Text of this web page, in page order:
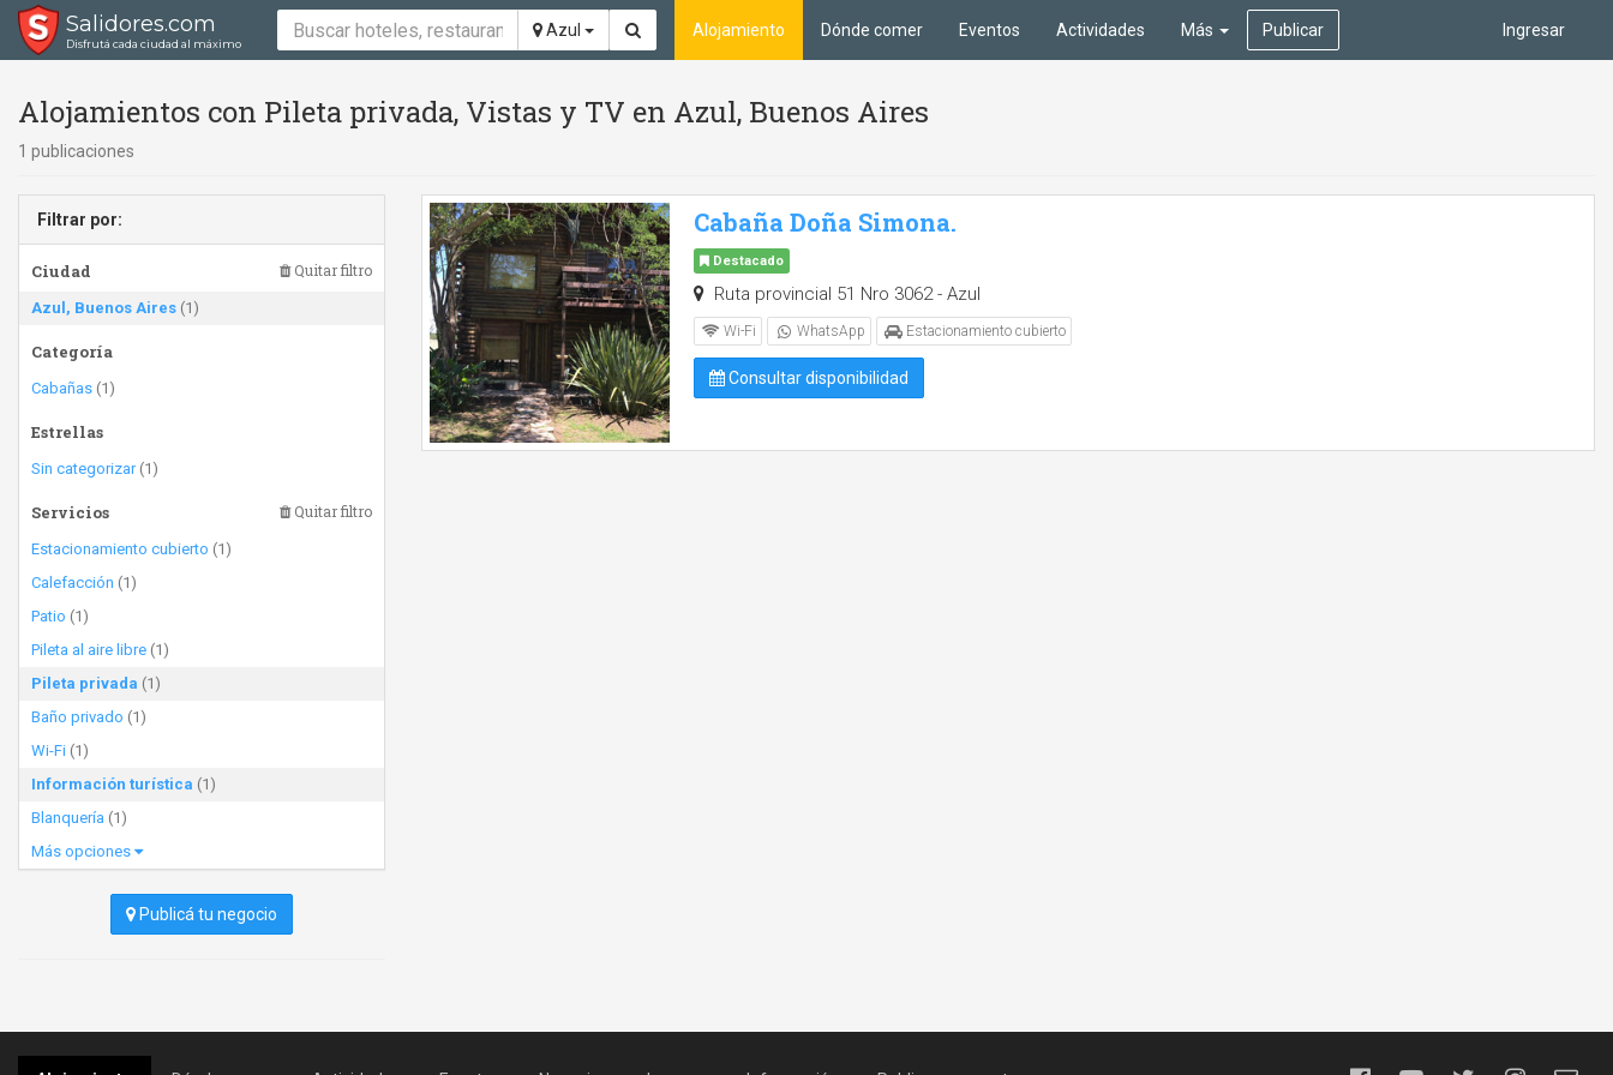
Salidores.com
Disfrutá cada ciudad al máximo
Azul Ingresar
Alojamiento Dónde comer Eventos Actividades Más Publicar
Alojamientos con Pileta privada, Vistas y TV en Azul, Buenos Aires
1 publicaciones
Filtrar por:
Ciudad Quitar filtro
Azul, Buenos Aires (1)
Categoría
Cabañas (1)
Estrellas
Sin categorizar(1)
Servicios Quitar filtro
Estacionamiento cubierto (1)
Calefacción (1)
Patio (1)
Pileta al aire libre (1)
Pileta privada (1)
Baño privado (1)
Wi-Fi (1)
Información turística (1)
Blanquería (1)
Más opciones
Publicá tu negocio
Cabaña Doña Simona.
Destacado
Ruta provincial 51 Nro 3062 - Azul
Wi-Fi WhatsApp Estacionamiento cubierto
Consultar disponibilidad